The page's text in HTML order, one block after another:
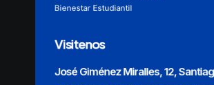
Bienestar Estudiantil
Visitenos
José Giménez Miralles, 12,